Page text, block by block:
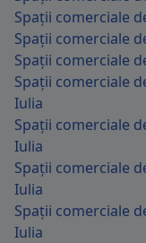
Spații comerciale
Spații comerciale
Spații comerciale
Spații comerciale
Iulia
Spații comerciale
Iulia
Spații comerciale
Iulia
Spații comerciale
Iulia